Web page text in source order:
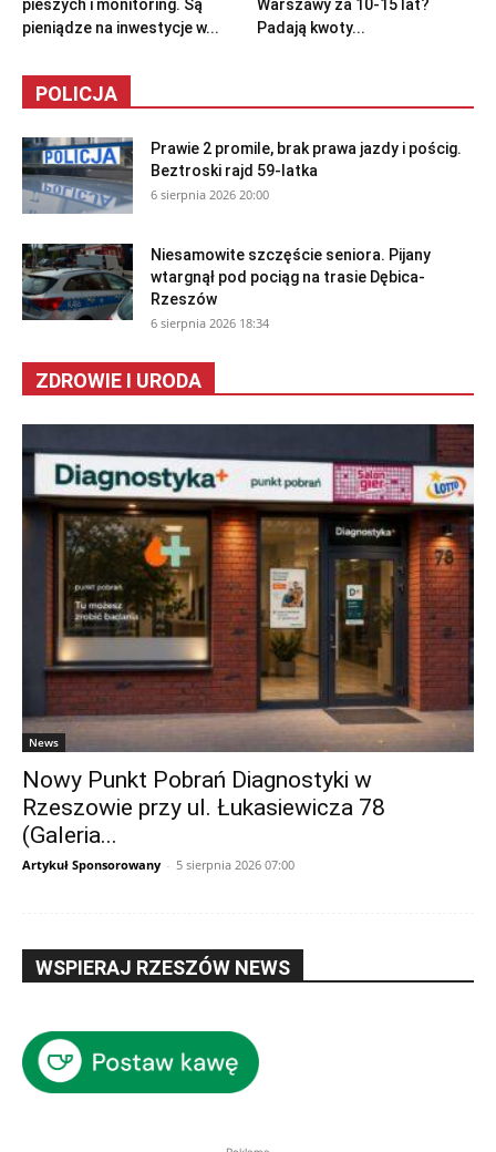
pieszych i monitoring. Są
pieniądze na inwestycje w...
Warszawy za 10-15 lat?
Padają kwoty...
POLICJA
Prawie 2 promile, brak prawa jazdy i pościg.
Beztroski rajd 59-latka
6 sierpnia 2026 20:00
Niesamowite szczęście seniora. Pijany
wtargnął pod pociąg na trasie Dębica-
Rzeszów
6 sierpnia 2026 18:34
ZDROWIE I URODA
News
Nowy Punkt Pobrań Diagnostyki w
Rzeszowie przy ul. Łukasiewicza 78
(Galeria...
Artykuł Sponsorowany - 5 sierpnia 2026 07:00
WSPIERAJ RZESZÓW NEWS